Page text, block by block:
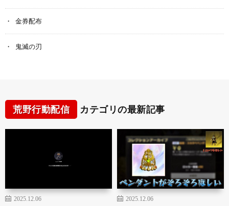
金券配布
鬼滅の刃
荒野行動配信 カテゴリの最新記事
2025.12.06 2025.12.06